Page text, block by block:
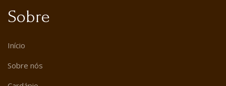
Sobre
Início
Sobre nós